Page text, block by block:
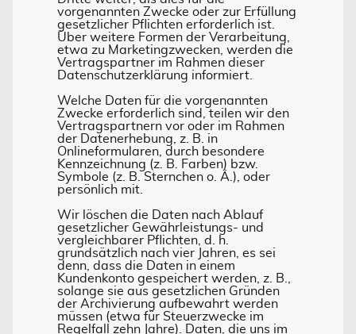
vorgenannten Zwecke oder zur Erfüllung
gesetzlicher Pflichten erforderlich ist.
Über weitere Formen der Verarbeitung,
etwa zu Marketingzwecken, werden die
Vertragspartner im Rahmen dieser
Datenschutzerklärung informiert.
Welche Daten für die vorgenannten
Zwecke erforderlich sind, teilen wir den
Vertragspartnern vor oder im Rahmen
der Datenerhebung, z. B. in
Onlineformularen, durch besondere
Kennzeichnung (z. B. Farben) bzw.
Symbole (z. B. Sternchen o. Ä.), oder
persönlich mit.
Wir löschen die Daten nach Ablauf
gesetzlicher Gewährleistungs- und
vergleichbarer Pflichten, d. h.
grundsätzlich nach vier Jahren, es sei
denn, dass die Daten in einem
Kundenkonto gespeichert werden, z. B.,
solange sie aus gesetzlichen Gründen
der Archivierung aufbewahrt werden
müssen (etwa für Steuerzwecke im
Regelfall zehn Jahre). Daten, die uns im